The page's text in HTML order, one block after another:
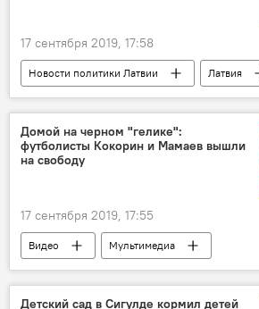
17 сентября 2019, 17:58
Новости политики Латвии
Латвия
Юрис Пуце
Кришьянис Кариньш
Домой на черном "гелике":
футболисты Кокорин и Мамаев вышли
на свободу
17 сентября 2019, 17:55
Видео
Мультимедиа
Новости России
Новости мира
Спорт
Россия футболисты
Детский сад в Сигулде кормил детей